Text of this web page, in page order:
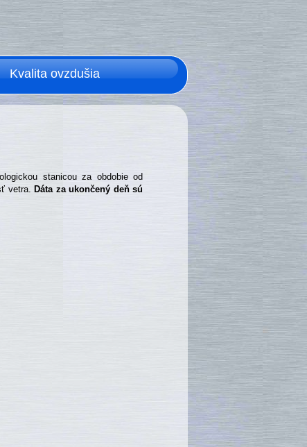
Kvalita ovzdušia
stanicou za obdobie od
vetra. Dáta za ukončený deň sú